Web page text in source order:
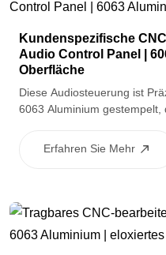
Kundenspezifische
Audio Control Panel |
Oberfläche
Diese Audiosteuerung ist
6063 Aluminium
Oberfläche sorgt für
Erfahren Sie Mehr